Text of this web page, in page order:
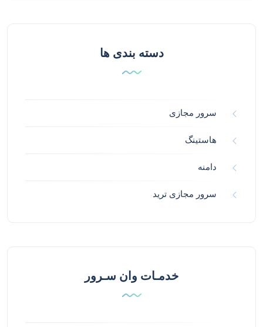
دسته بندی ها
سرور مجازی
هاستینگ
دامنه
سرور مجازی ترید
خدمـات وان سـرور